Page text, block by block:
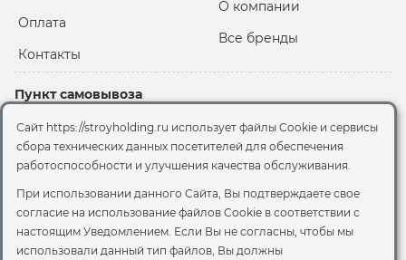
Оплата
Контакты
О компании
Все бренды
Пункт самовывоза
2-й Иртышский проезд,
территория 2А стр.3
Офис
Москва, ул. Вятская, 49с1
© 2026 Стройхолдинг | г. Москва
Сайт https://stroyholding.ru использует файлы Cookie и сервисы
сбора технических данных посетителей для обеспечения
работоспособности и улучшения качества обслуживания.
При использовании данного Сайта, Вы подтверждаете свое
согласие на использование файлов Cookie в соответствии с
настоящим Уведомлением. Если Вы не согласны, чтобы мы
использовали данный тип файлов, Вы должны